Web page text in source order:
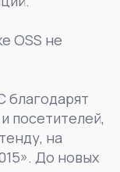
OSS не
благодарят
посетителей,
на
До новых